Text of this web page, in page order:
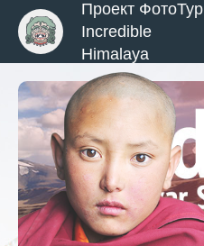
Проект ФотоТур
Incredible
Himalaya